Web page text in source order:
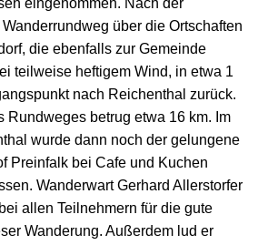
eingenommen. Nach der
über die Ortschaften
die ebenfalls zur Gemeinde
teilweise heftigem Wind, in etwa 1
nach Reichenthal zurück.
Rundweges betrug etwa 16 km. Im
wurde dann noch der gelungene
Preinfalk bei Cafe und Kuchen
Wanderwart Gerhard Allerstorfer
allen Teilnehmern für die gute
Wanderung. Außerdem lud er